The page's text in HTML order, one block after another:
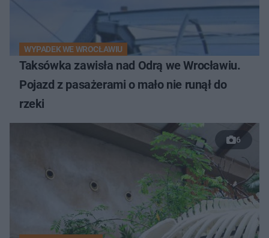
WYPADEK WE WROCŁAWIU
Taksówka zawisła nad Odrą we Wrocławiu.
Pojazd z pasażerami o mało nie runął do
rzeki
6